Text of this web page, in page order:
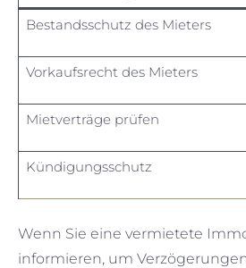
Bestandsschutz des Mieters
Vorkaufsrecht des Mieters
Mietverträge prüfen
Kündigungsschutz
Wenn Sie eine vermietete
informieren, um